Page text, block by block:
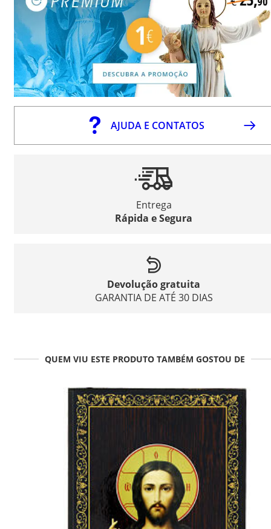
AJUDA E CONTATOS
Entrega
Rápida e Segura
Devolução gratuita
GARANTIA DE ATÉ 30 DIAS
QUEM VIU ESTE PRODUTO TAMBÉM GOSTOU DE